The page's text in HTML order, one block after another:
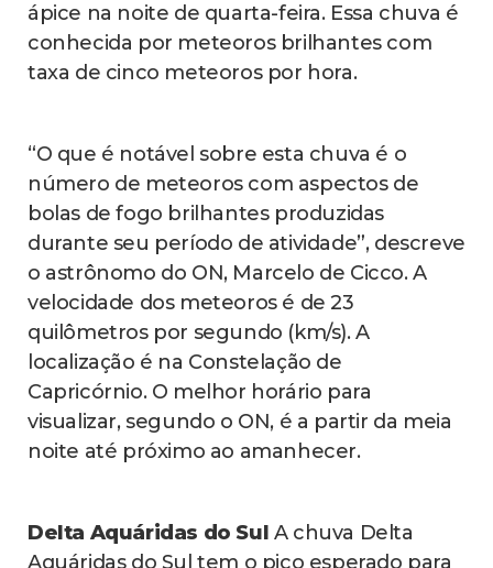
ápice na noite de quarta-feira. Essa chuva é
conhecida por meteoros brilhantes com
taxa de cinco meteoros por hora.
“O que é notável sobre esta chuva é o
número de meteoros com aspectos de
bolas de fogo brilhantes produzidas
durante seu período de atividade”, descreve
o astrônomo do ON, Marcelo de Cicco. A
velocidade dos meteoros é de 23
quilômetros por segundo (km/s). A
localização é na Constelação de
Capricórnio. O melhor horário para
visualizar, segundo o ON, é a partir da meia
noite até próximo ao amanhecer.
Delta Aquáridas do Sul A chuva Delta
Aquáridas do Sul tem o pico esperado para